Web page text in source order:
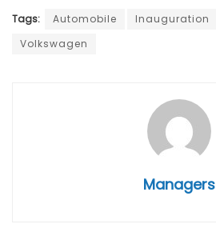
Tags: Automobile Inauguration
Volkswagen
Managers